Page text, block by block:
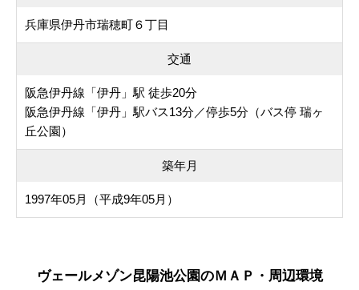
兵庫県伊丹市瑞穂町６丁目
交通
阪急伊丹線「伊丹」駅 徒歩20分
阪急伊丹線「伊丹」駅バス13分／停歩5分（バス停 瑞ヶ
丘公園）
築年月
1997年05月（平成9年05月）
ヴェールメゾン昆陽池公園のＭＡＰ・周辺環境